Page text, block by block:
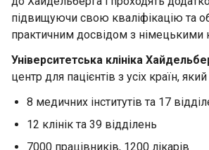
підвищуючи свою кваліфікацію та
практичним досвідом з німецькими
Університетська клініка
центр для пацієнтів з усіх країн,
8 медичних інститутів та 17
12 клінік та 39 відділень
7000 працівників, 1200 лікарів